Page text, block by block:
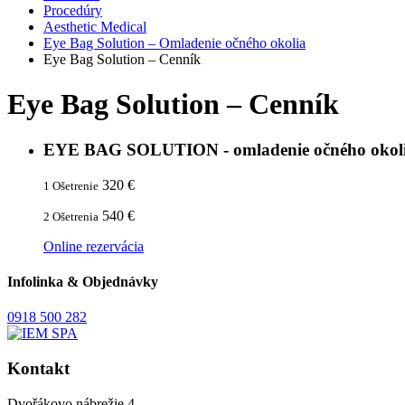
Procedúry
Aesthetic Medical
Eye Bag Solution – Omladenie očného okolia
Eye Bag Solution – Cenník
Eye Bag Solution – Cenník
EYE BAG SOLUTION - omladenie očného
1 Ošetrenie 320 €
2 Ošetrenia 540 €
Online rezervácia
Infolinka & Objednávky
0918 500 282
Kontakt